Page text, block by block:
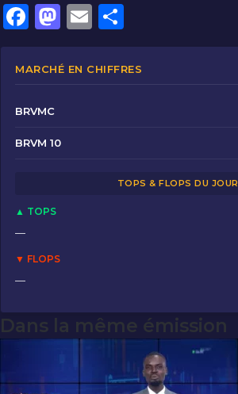
F
a
c
b
o
o
M
a
st
o
n
E
m
ai
ar
ta
MARCHÉ EN CHIFFRES
BRVMC
BRVM 10
TOPS & FLOPS DU JOUR
▲ TOPS
—
▼ FLOPS
—
Dans la même émission